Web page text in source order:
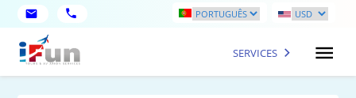
SERVICES